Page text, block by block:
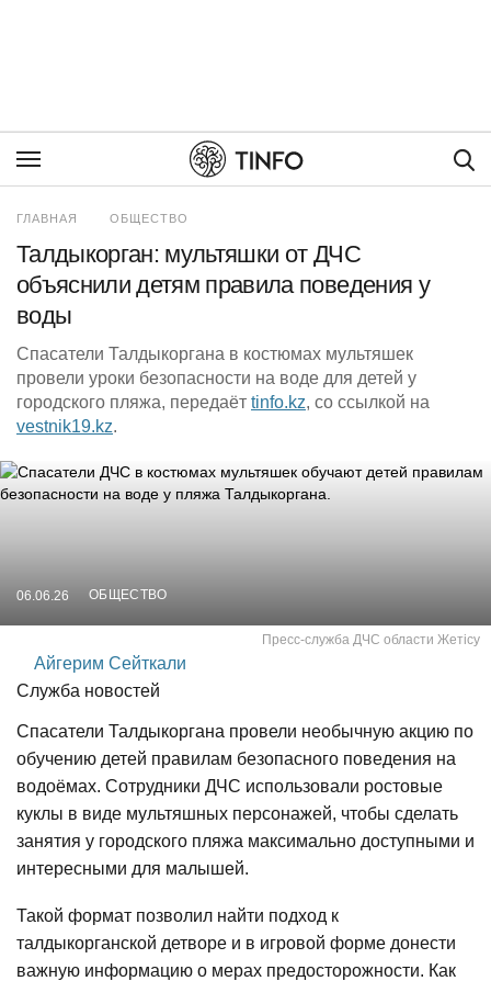
ГЛАВНАЯ ОБЩЕСТВО
Талдыкорган: мультяшки от ДЧС
объяснили детям правила поведения у
воды
Спасатели Талдыкоргана в костюмах мультяшек
провели уроки безопасности на воде для детей у
городского пляжа, передаёт tinfo.kz, со ссылкой на
vestnik19.kz.
06.06.26 ОБЩЕСТВО
Пресс-служба ДЧС области Жетiсу
Айгерим Сейткали
Служба новостей
Спасатели Талдыкоргана провели необычную акцию по
обучению детей правилам безопасного поведения на
водоёмах. Сотрудники ДЧС использовали ростовые
куклы в виде мультяшных персонажей, чтобы сделать
занятия у городского пляжа максимально доступными и
интересными для малышей.
Такой формат позволил найти подход к
талдыкорганской детворе и в игровой форме донести
важную информацию о мерах предосторожности. Как